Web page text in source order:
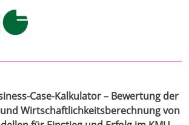
Case-Kalkulator – Bewertung der
Wirtschaftlichkeitsberechnung von